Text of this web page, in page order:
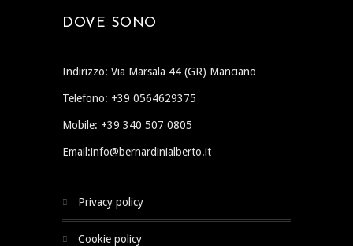
DOVE SONO
Indirizzo: Via Marsala 44 (GR) Manciano
Telefono: +39 0564629375
Mobile: +39 340 507 0805
Email:info@bernardinialberto.it
privacy policy
cookie policy